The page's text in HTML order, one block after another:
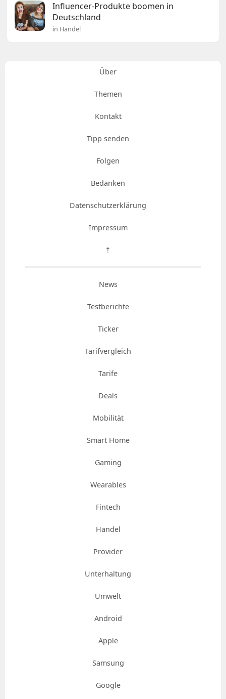
Influencer-Produkte boomen in
Deutschland
in Handel
Über
Themen
Kontakt
Tipp senden
Folgen
Bedanken
Datenschutzerklärung
Impressum
⇡
News
Testberichte
Ticker
Tarifvergleich
Tarife
Deals
Mobilität
Smart Home
Gaming
Wearables
Fintech
Handel
Provider
Unterhaltung
Umwelt
Android
Apple
Samsung
Google